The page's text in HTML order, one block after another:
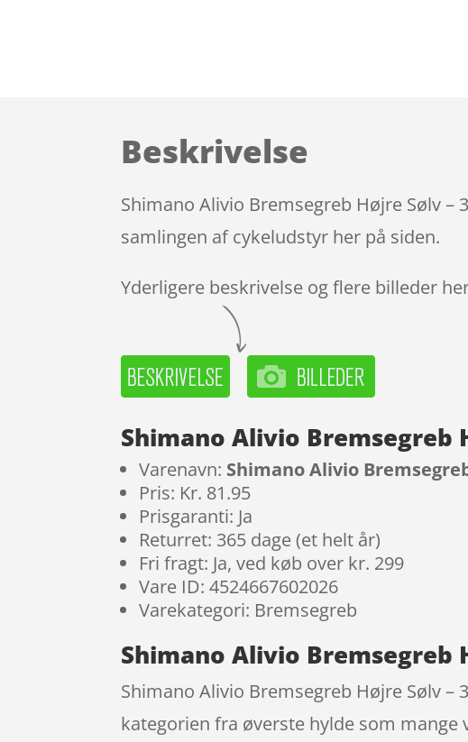
Beskrivelse
Shimano Alivio Bremsegreb Højre Sølv
samlingen af cykeludstyr her på siden.
Yderligere beskrivelse og flere billeder
Shimano Alivio
Varenavn: Shimano Alivio
Pris: Kr. 81.95
Prisgaranti: Ja
Returret: 365 dage (et helt år)
Fri fragt: Ja, ved køb over kr. 299
Vare ID: 4524667602026
Varekategori: Bremsegreb
Shimano Alivio Bremsegreb
Shimano Alivio Bremsegreb Højre Sølv
kategorien fra øverste hylde som